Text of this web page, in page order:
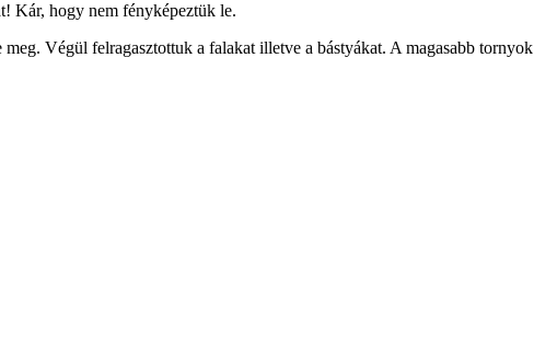
Kár, hogy nem fényképeztük le.
Végül felragasztottuk a falakat illetve a bástyákat. A magasabb tornyok